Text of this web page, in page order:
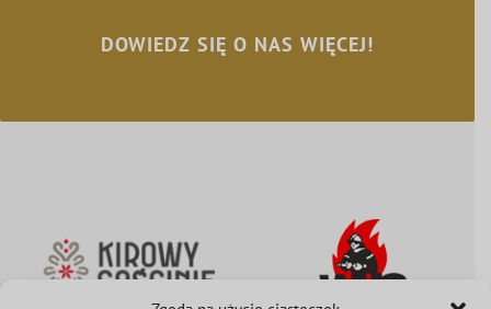
DOWIEDZ SIĘ O NAS WIĘCEJ!